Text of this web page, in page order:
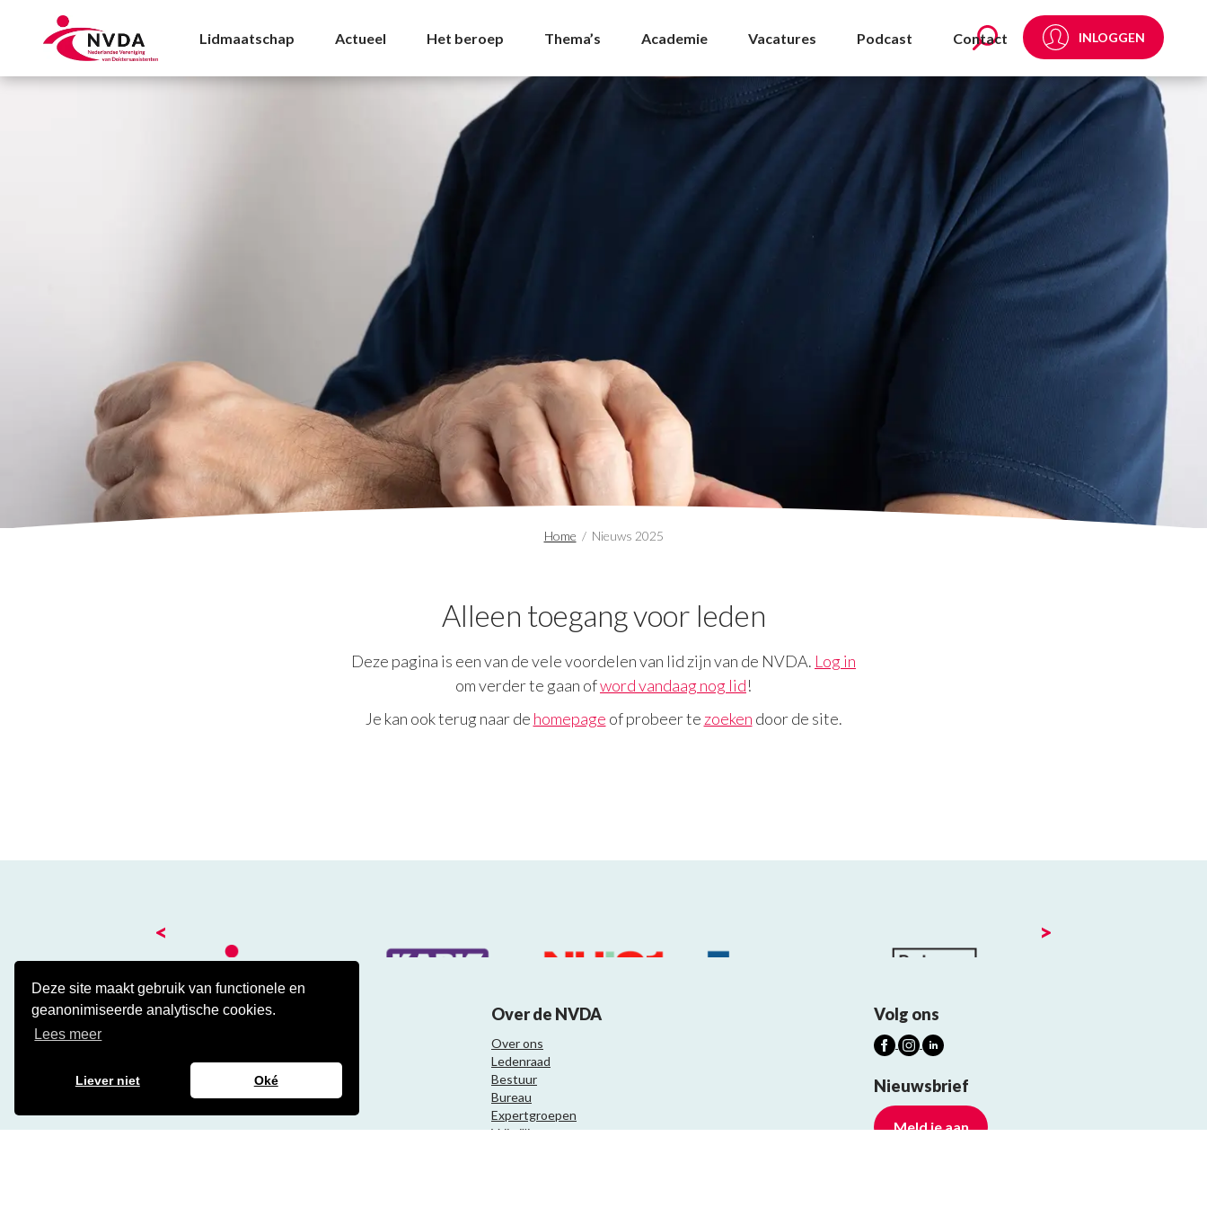
Deze site maakt gebruik van functionele en
geanonimiseerde analytische cookies.
Lees meer
Liever niet Oké
Nieuws 2025 Archives - NVDA
Lidmaatschap Actueel Het beroep Thema’s Academie Vacatures Podcast Contact INLOGGEN
Home / Nieuws 2025
Alleen toegang voor leden
Deze pagina is een van de vele voordelen van lid zijn van de NVDA. Log in
om verder te gaan ofword vandaag nog lid!
Je kan ook terug naar de homepage of probeer te zoeken door de site.
< >
Kantoor
3743 KE Baarn
Contact
Over de NVDA
Over ons
Ledenraad
Bestuur
Bureau
Expertgroepen
Vrijwilligers
Volg ons
Nieuwsbrief
Meld je aan